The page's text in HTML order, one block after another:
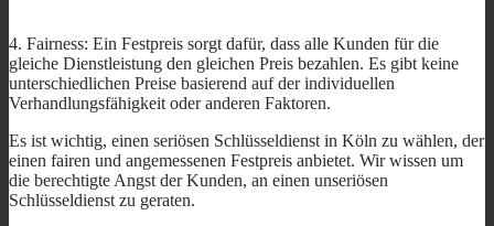
4. Fairness: Ein Festpreis sorgt dafür, dass alle Kunden für die
gleiche Dienstleistung den gleichen Preis bezahlen. Es gibt keine
unterschiedlichen Preise basierend auf der individuellen
Verhandlungsfähigkeit oder anderen Faktoren.
Es ist wichtig, einen seriösen Schlüsseldienst in Köln zu wählen, der
einen fairen und angemessenen Festpreis anbietet. Wir wissen um
die berechtigte Angst der Kunden, an einen unseriösen
Schlüsseldienst zu geraten.